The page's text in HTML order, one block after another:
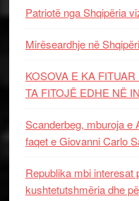
Patriotë nga Shqipëria
Mirëseardhje në
KOSOVA E KA
TA FITOJË EDHE NË
Scanderbeg, mburoja e
faqet e Giovanni Carlo
Republika mbi interesat
kushtetutshmëria dhe